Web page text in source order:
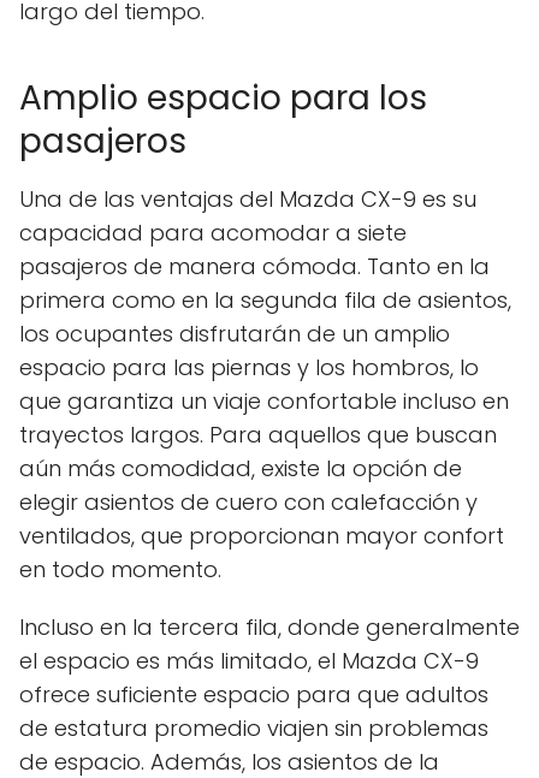
largo del tiempo.
Amplio espacio para los
pasajeros
Una de las ventajas del Mazda CX-9 es su
capacidad para acomodar a siete
pasajeros de manera cómoda. Tanto en la
primera como en la segunda fila de asientos,
los ocupantes disfrutarán de un amplio
espacio para las piernas y los hombros, lo
que garantiza un viaje confortable incluso en
trayectos largos. Para aquellos que buscan
aún más comodidad, existe la opción de
elegir asientos de cuero con calefacción y
ventilados, que proporcionan mayor confort
en todo momento.
Incluso en la tercera fila, donde generalmente
el espacio es más limitado, el Mazda CX-9
ofrece suficiente espacio para que adultos
de estatura promedio viajen sin problemas
de espacio. Además, los asientos de la